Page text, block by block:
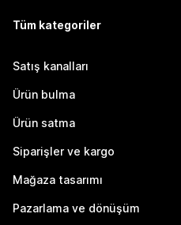
Tüm kategoriler
Satış kanalları
Ürün bulma
Ürün satma
Siparişler ve kargo
Mağaza tasarımı
Pazarlama ve dönüşüm